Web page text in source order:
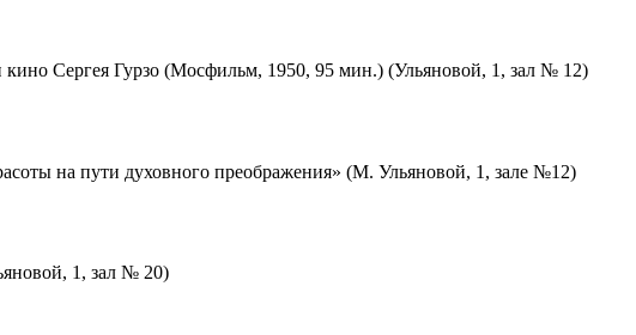
Сергея Гурзо (Мосфильм, 1950, 95 мин.) (Ульяновой, 1, зал № 12)
на пути духовного преображения» (М. Ульяновой, 1, зале №12)
1, зал № 20)